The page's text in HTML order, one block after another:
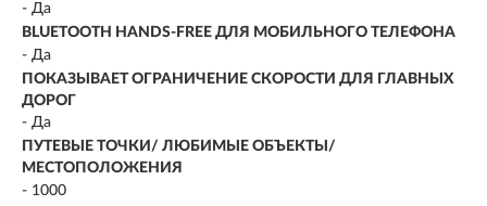
- Да
BLUETOOTH HANDS-FREE ДЛЯ МОБИЛЬНОГО ТЕЛЕФОНА
- Да
ПОКАЗЫВАЕТ ОГРАНИЧЕНИЕ СКОРОСТИ ДЛЯ ГЛАВНЫХ
ДОРОГ
- Да
ПУТЕВЫЕ ТОЧКИ/ ЛЮБИМЫЕ ОБЪЕКТЫ/
МЕСТОПОЛОЖЕНИЯ
- 1000